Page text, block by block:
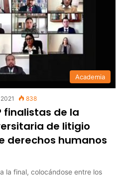
Academia
838
finalistas de la
de litigio
derechos humanos
la final, colocándose entre los